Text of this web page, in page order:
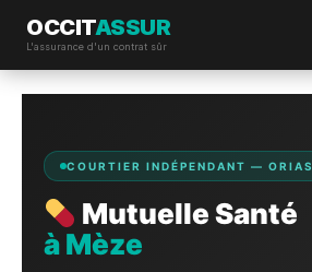
OCCITASSUR
L'assurance d'un contrat sûr
Aller
COURTIER INDÉPENDANT —
Mutuelle Santé
à Mèze